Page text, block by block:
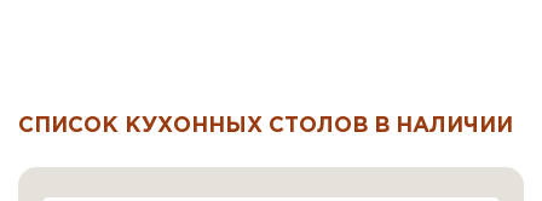
СПИСОК КУХОННЫХ СТОЛОВ В НАЛИЧИИ